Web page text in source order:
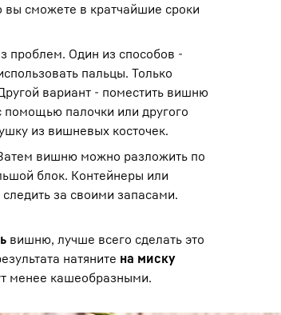
вы сможете в кратчайшие сроки
проблем. Один из способов -
пальцы. Только
вариант - поместить вишню
помощью палочки или другого
из вишневых косточек.
вишню можно разложить по
блок. Контейнеры или
за своими запасами.
вишню, лучше всего сделать это
натяните на миску
менее кашеобразными.